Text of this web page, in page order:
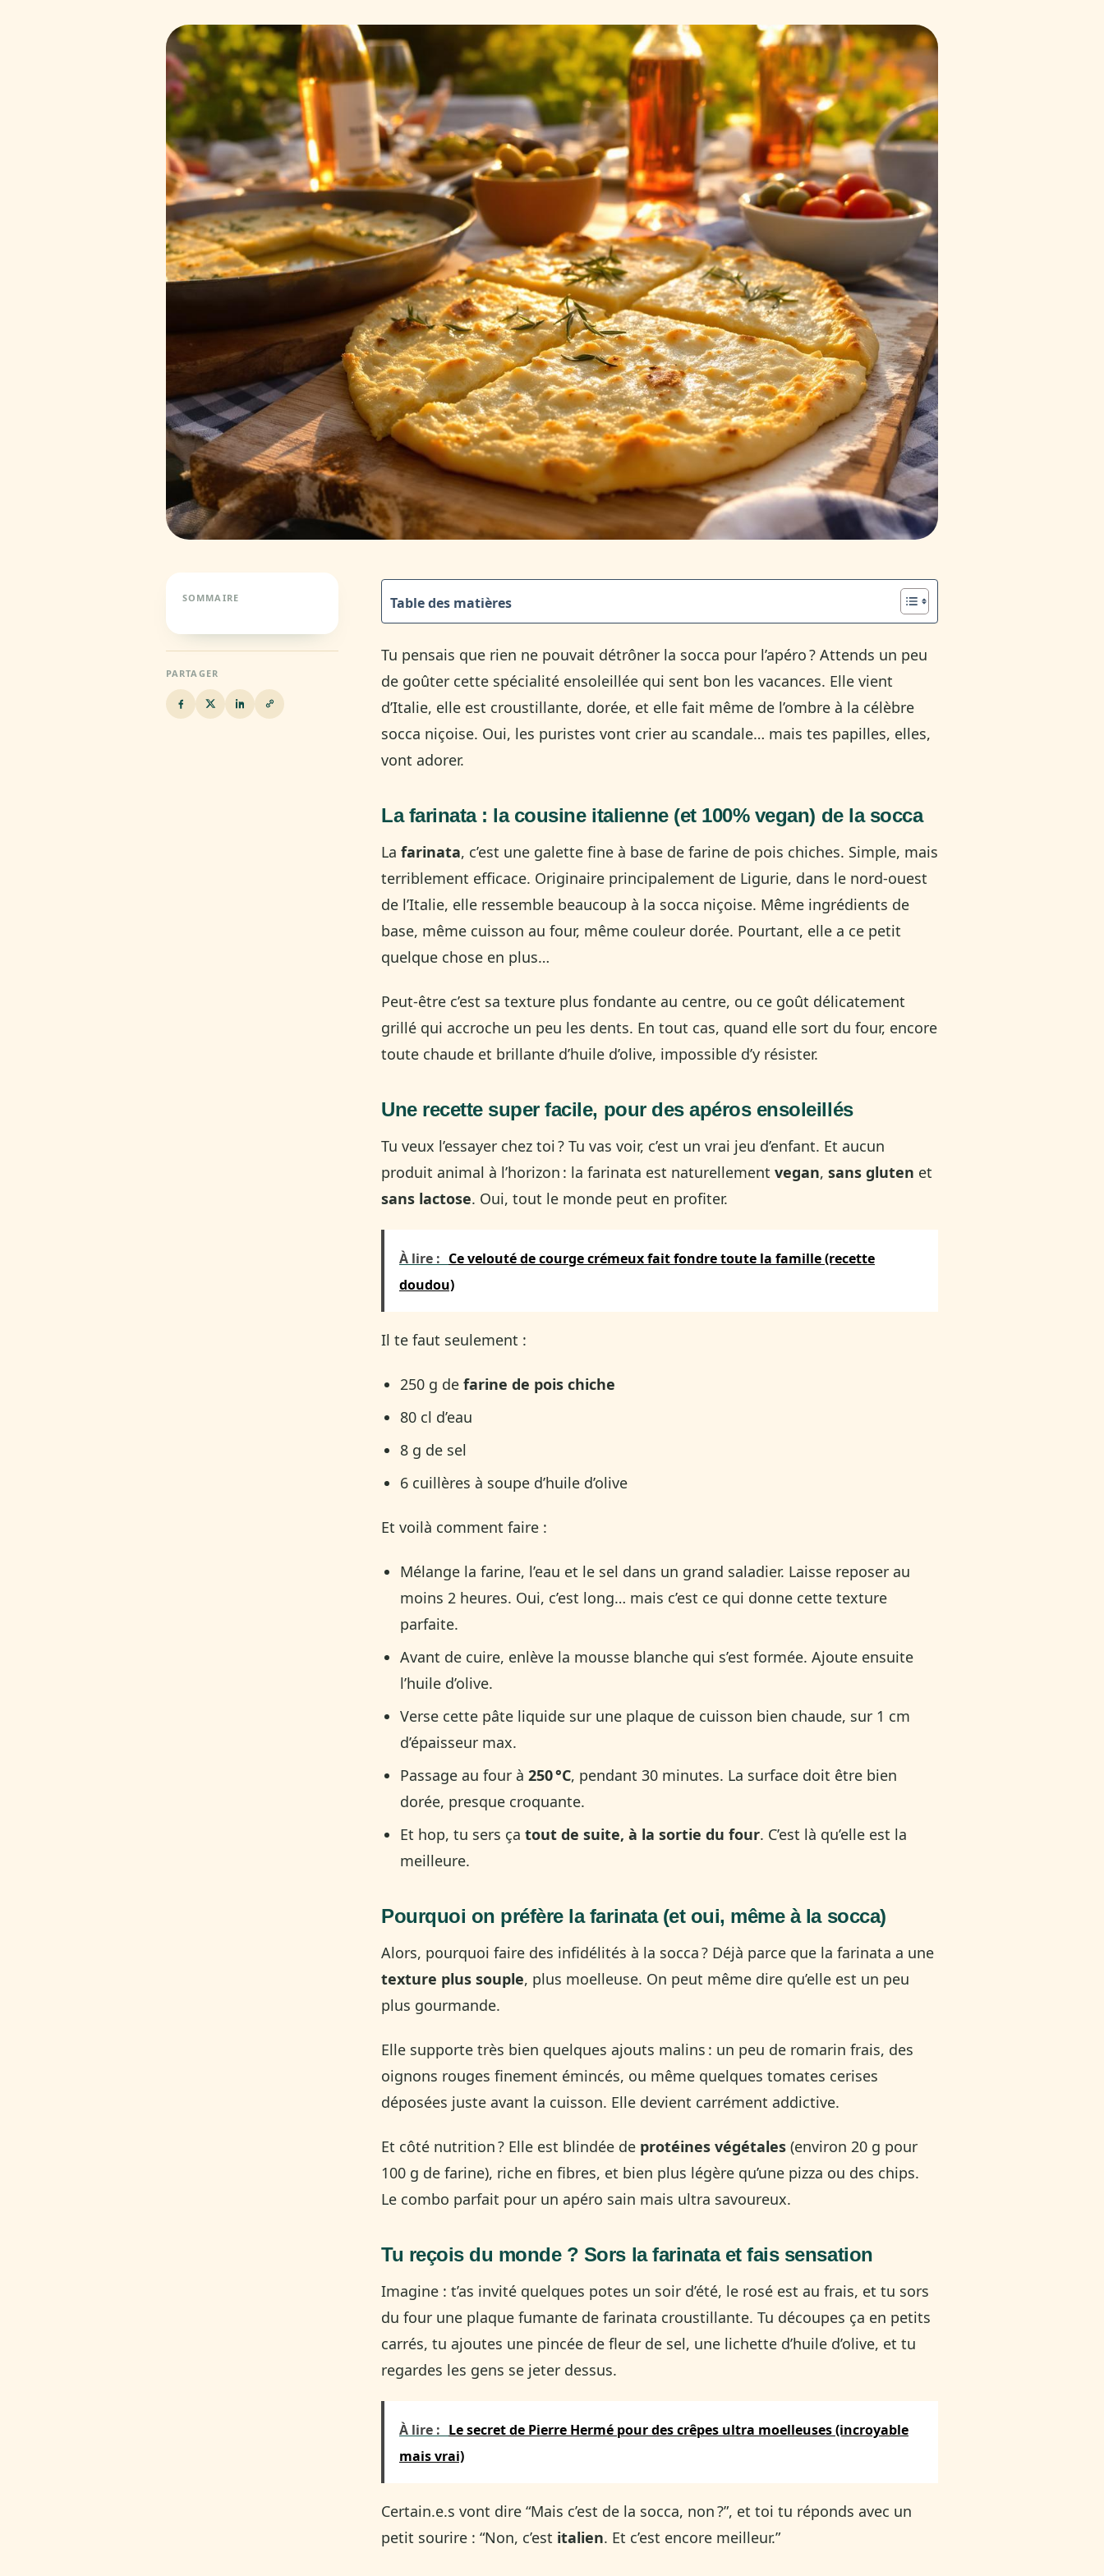
SOMMAIRE
PARTAGER
Table des matières
Tu pensais que rien ne pouvait détrôner la socca pour l’apéro ? Attends un peu
de goûter cette spécialité ensoleillée qui sent bon les vacances. Elle vient
d’Italie, elle est croustillante, dorée, et elle fait même de l’ombre à la célèbre
socca niçoise. Oui, les puristes vont crier au scandale… mais tes papilles, elles,
vont adorer.
La farinata : la cousine italienne (et 100% vegan) de la socca
La farinata, c’est une galette fine à base de farine de pois chiches. Simple, mais
terriblement efficace. Originaire principalement de Ligurie, dans le nord-ouest
de l’Italie, elle ressemble beaucoup à la socca niçoise. Même ingrédients de
base, même cuisson au four, même couleur dorée. Pourtant, elle a ce petit
quelque chose en plus…
Peut-être c’est sa texture plus fondante au centre, ou ce goût délicatement
grillé qui accroche un peu les dents. En tout cas, quand elle sort du four, encore
toute chaude et brillante d’huile d’olive, impossible d’y résister.
Une recette super facile, pour des apéros ensoleillés
Tu veux l’essayer chez toi ? Tu vas voir, c’est un vrai jeu d’enfant. Et aucun
produit animal à l’horizon : la farinata est naturellement vegan, sans gluten et
sans lactose. Oui, tout le monde peut en profiter.
À lire : Ce velouté de courge crémeux fait fondre toute la famille (recette
doudou)
Il te faut seulement :
250 g defarine de pois chiche
80 cl d’eau
8 g de sel
6 cuillères à soupe d’huile d’olive
Et voilà comment faire :
Mélange la farine, l’eau et le sel dans un grand saladier. Laisse reposer au
moins 2 heures. Oui, c’est long… mais c’est ce qui donne cette texture
parfaite.
Avant de cuire, enlève la mousse blanche qui s’est formée. Ajoute ensuite
l’huile d’olive.
Verse cette pâte liquide sur une plaque de cuisson bien chaude, sur 1 cm
d’épaisseur max.
Passage au four à250 °C, pendant 30 minutes. La surface doit être bien
dorée, presque croquante.
Et hop, tu sers çatout de suite, à la sortie du four. C’est là qu’elle est la
meilleure.
Pourquoi on préfère la farinata (et oui, même à la socca)
Alors, pourquoi faire des infidélités à la socca ? Déjà parce que la farinata a une
texture plus souple, plus moelleuse. On peut même dire qu’elle est un peu
plus gourmande.
Elle supporte très bien quelques ajouts malins : un peu de romarin frais, des
oignons rouges finement émincés, ou même quelques tomates cerises
déposées juste avant la cuisson. Elle devient carrément addictive.
Et côté nutrition ? Elle est blindée de protéines végétales (environ 20 g pour
100 g de farine), riche en fibres, et bien plus légère qu’une pizza ou des chips.
Le combo parfait pour un apéro sain mais ultra savoureux.
Tu reçois du monde ? Sors la farinata et fais sensation
Imagine : t’as invité quelques potes un soir d’été, le rosé est au frais, et tu sors
du four une plaque fumante de farinata croustillante. Tu découpes ça en petits
carrés, tu ajoutes une pincée de fleur de sel, une lichette d’huile d’olive, et tu
regardes les gens se jeter dessus.
À lire : Le secret de Pierre Hermé pour des crêpes ultra moelleuses (incroyable
mais vrai)
Certain.e.s vont dire “Mais c’est de la socca, non ?”, et toi tu réponds avec un
petit sourire : “Non, c’est italien. Et c’est encore meilleur.”